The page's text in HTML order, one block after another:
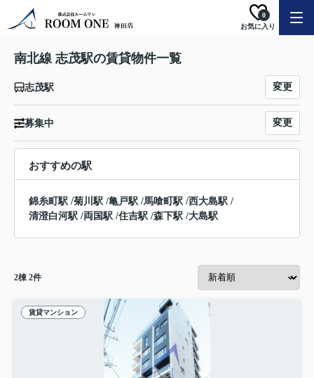
お気に入り
0
南北線 志茂駅の賃貸物件一覧
志茂駅 変更
募集中 変更
おすすめの駅
錦糸町駅 /菊川駅 /亀戸駅 /馬喰町駅 /西大島駅 /
清澄白河駅 /両国駅 /住吉駅 /森下駅 /大島駅
2棟 2件
賃貸マンション